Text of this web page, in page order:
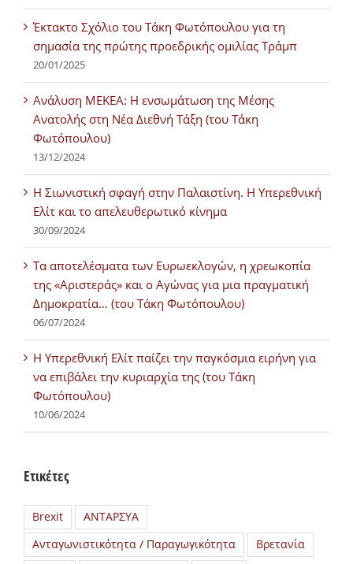
Έκτακτο Σχόλιο του Τάκη Φωτόπουλου για τη
σημασία της πρώτης προεδρικής ομιλίας Τράμπ
20/01/2025
Ανάλυση ΜΕΚΕΑ: Η ενσωμάτωση της Μέσης
Ανατολής στη Νέα Διεθνή Τάξη (του Τάκη
Φωτόπουλου)
13/12/2024
Η Σιωνιστική σφαγή στην Παλαιστίνη. Η Υπερεθνική
Ελίτ και το απελευθερωτικό κίνημα
30/09/2024
Τα αποτελέσματα των Ευρωεκλογών, η χρεωκοπία
της «Αριστεράς» και ο Αγώνας για μια πραγματική
Δημοκρατία… (του Τάκη Φωτόπουλου)
06/07/2024
H Υπερεθνική Ελίτ παίζει την παγκόσμια ειρήνη για
να επιβάλει την κυριαρχία της (του Τάκη
Φωτόπουλου)
10/06/2024
Ετικέτες
Brexit
ΑΝΤΑΡΣΥΑ
Ανταγωνιστικότητα / Παραγωγικότητα
Βρετανία